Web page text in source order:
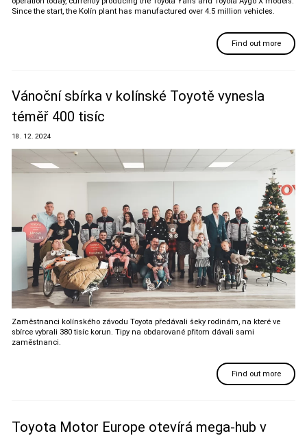
Since the start, the Kolín plant has manufactured over 4.5 million vehicles.
Find out more
Vánoční sbírka v kolínské Toyotě vynesla
téměř 400 tisíc
18. 12. 2024
Zaměstnanci kolínského závodu Toyota předávali šeky rodinám, na které ve
sbírce vybrali 380 tisíc korun. Tipy na obdarované přitom dávali sami
zaměstnanci.
Find out more
Toyota Motor Europe otevírá mega-hub v